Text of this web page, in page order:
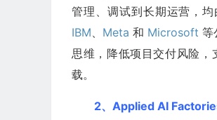
管理、调试到长期运营，
IBM、 Meta 和 Microsoft 等
思维，降低项目交付风险
载。
2、Applied AI